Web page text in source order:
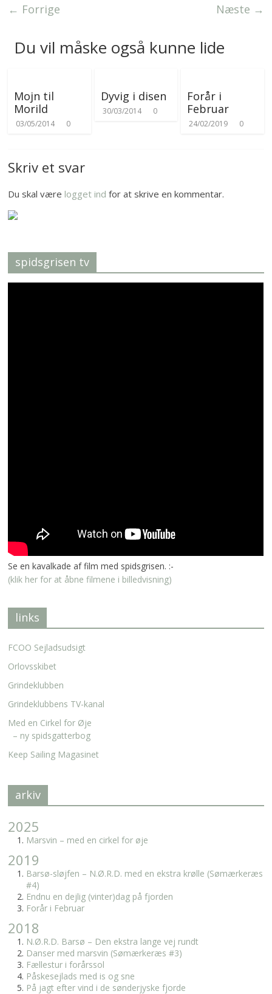
r← Forrige Næste →
Du vil måske også kunne lide
Mojn til
Morild
03/05/2014 0
Dyvig i disen
30/03/2014 0
Forår i
Februar
24/02/2019 0
Skriv et svar
Du skal være logget ind for at skrive en kommentar.
spidsgrisen tv
Se en kavalkade af film med spidsgrisen. :-
(klik her for at åbne filmene i billedvisning)
links
FCOO Sejladsudsigt
Orlovsskibet
Grindeklubben
Grindeklubbens TV-kanal
Med en Cirkel for Øje
– ny spidsgatterbog
Keep Sailing Magasinet
arkiv
2025
Marsvin – med en cirkel for øje
2019
Barsø-sløjfen – N.Ø.R.D. med en ekstra krølle (Sømærkeræs
#4)
Endnu en dejlig (vinter)dag på fjorden
Forår i Februar
2018
N.Ø.R.D. Barsø – Den ekstra lange vej rundt
Danser med marsvin (Sømærkeræs #3)
Fællestur i forårssol
Påskesejlads med is og sne
På jagt efter vind i de sønderjyske fjorde